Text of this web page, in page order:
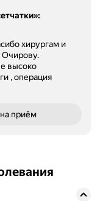
:
хирургам и
Очирову.
, операция
на приём